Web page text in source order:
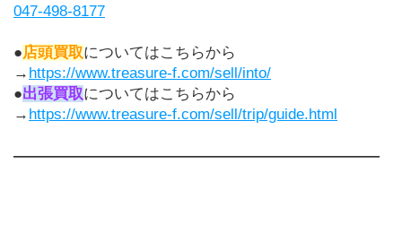
047-498-8177
●店頭買取についてはこちらから
→ https://www.treasure-f.com/sell/into/
●出張買取についてはこちらから
→ https://www.treasure-f.com/sell/trip/guide.html
――――――――――――――――――――――――